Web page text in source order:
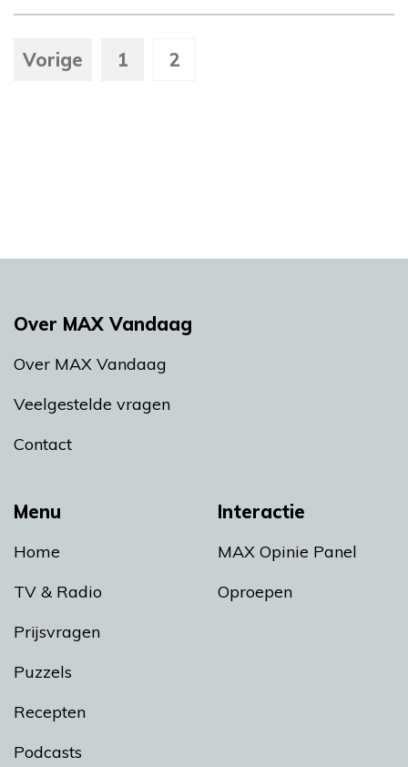
Vorige 1 2
Menu
Home
TV & Radio
Prijsvragen
Puzzels
Recepten
Podcasts
Interactie
MAX Opinie Panel
Oproepen
Over MAX Vandaag
Over MAX Vandaag
Veelgestelde vragen
Contact